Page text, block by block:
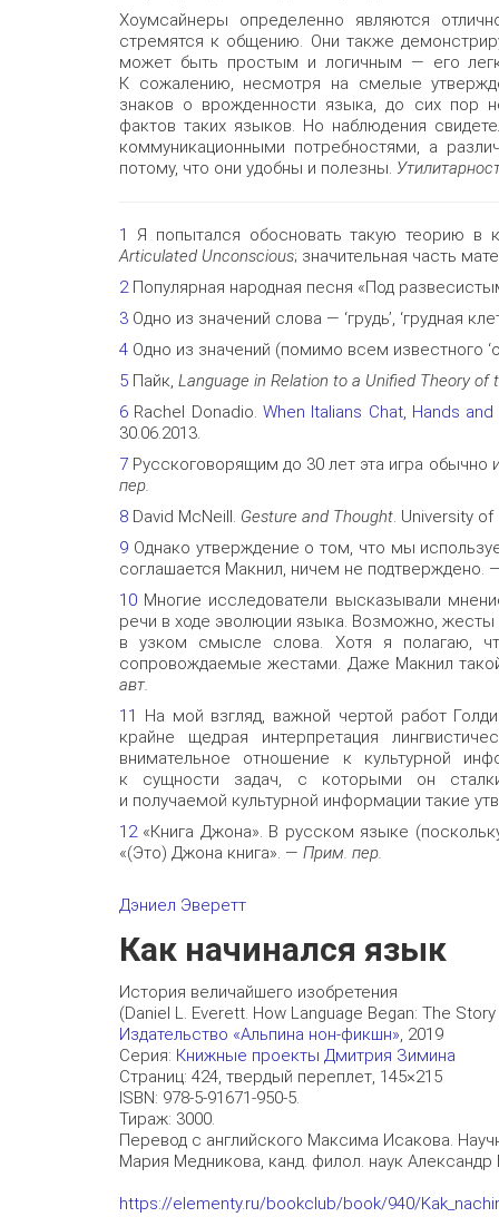
Хоумсайнеры определенно являются
стремятся к общению. Они также
может быть простым и логичным — его
К сожалению, несмотря на смелые
знаков о врожденности языка, до сих пор
фактов таких языков. Но наблюдения
коммуникационными потребностями, а
потому, что они удобны и полезны.
1
Я попытался обосновать такую теорию в
Articulated Unconscious; значительная часть
2Популярная народная песня «Под
3 Одно из значений слова — ‘грудь’, ‘грудная
4 Одно из значений (помимо всем известного
5 Пайк, Language in Relation to a Unified Theory
6 Rachel Donadio. When Italians Chat, Hands
30.06.2013.
7 Русскоговорящим до 30 лет эта игра обычно
пер.
8 David McNeill. Gesture and Thought. University of
9 Однако утверждение о том, что мы
соглашается Макнил, ничем не подтверждено.
10 Многие исследователи высказывали
речи в ходе эволюции языка. Возможно,
в узком смысле слова. Хотя я полагаю,
сопровождаемые жестами. Даже Макнил
авт.
11
На мой взгляд, важной чертой работ
крайне щедрая интерпретация
внимательное отношение к культурной
к сущности задач, с которыми он
и получаемой культурной информации такие
12«Книга Джона». В русском языке
«(Это) Джона книга». — Прим. пер.
Дэниел Эверетт
Как начинался язык
История величайшего изобретения
(Daniel L. Everett. How Language Began: The
Издательство «Альпина нон-фикшн», 2019
Серия: Книжные проекты Дмитрия Зимина
Страниц: 424, твердый переплет, 145×215
ISBN: 978-5-91671-950-5.
Тираж: 3000.
Перевод с английского Максима Исакова.
Мария Медникова, канд. филол. наук
https://elementy.ru/bookclub/book/940/